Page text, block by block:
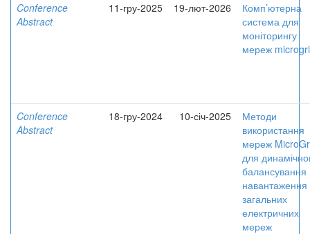
Conference
Abstract
11-гру-2025 19-лют-2026
Комп’ютерна
система для
моніторингу
мереж
Conference
Abstract
18-гру-2024 10-січ-2025
Методи
використання
мереж
для
балансування
навантаження
загальних
електричних
мереж